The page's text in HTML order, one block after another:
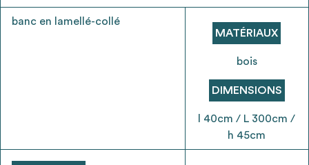
Être recontacté afin d’obtenir plus de
stratégies de récupérations
* Attention, l’ajout des matériaux à sa liste et son envoi ne
voirFAQ
banc en lamellé-collé
MATÉRIAUX
bois
DIMENSIONS
l 40cm / L 300cm /
h 45cm